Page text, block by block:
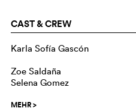
CAST & CREW
Karla Sofía Gascón
Zoe Saldaña
Selena Gomez
MEHR>